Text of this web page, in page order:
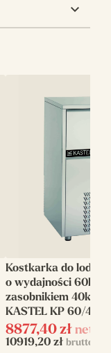
Kostkarka do lodu
o wydajności 60kg/
zasobnikiem 40kg
KASTEL KP 60/40
8877,40 zł netto
10919,20 zł brutto